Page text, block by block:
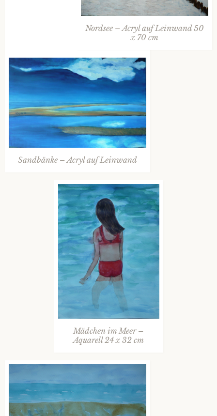
Nordsee – Acryl auf Leinwand 50
x 70 cm
Sandbänke – Acryl auf Leinwand
Mädchen im Meer –
Aquarell 24 x 32 cm